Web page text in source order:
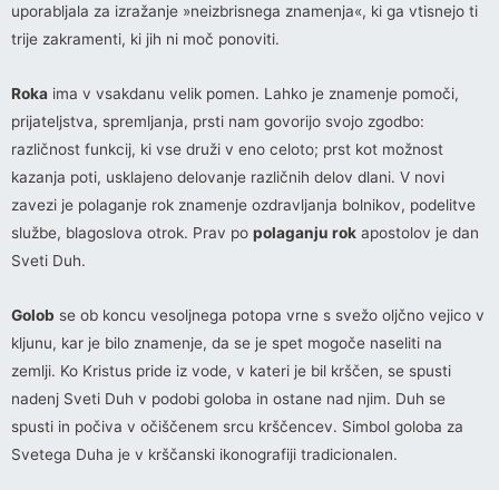
uporabljala za izražanje »neizbrisnega znamenja«, ki ga vtisnejo ti
trije zakramenti, ki jih ni moč ponoviti.
Roka ima v vsakdanu velik pomen. Lahko je znamenje pomoči,
prijateljstva, spremljanja, prsti nam govorijo svojo zgodbo:
različnost funkcij, ki vse druži v eno celoto; prst kot možnost
kazanja poti, usklajeno delovanje različnih delov dlani. V novi
zavezi je polaganje rok znamenje ozdravljanja bolnikov, podelitve
službe, blagoslova otrok. Prav po polaganju rok apostolov je dan
Sveti Duh.
Golob se ob koncu vesoljnega potopa vrne s svežo oljčno vejico v
kljunu, kar je bilo znamenje, da se je spet mogoče naseliti na
zemlji. Ko Kristus pride iz vode, v kateri je bil krščen, se spusti
nadenj Sveti Duh v podobi goloba in ostane nad njim. Duh se
spusti in počiva v očiščenem srcu krščencev. Simbol goloba za
Svetega Duha je v krščanski ikonografiji tradicionalen.